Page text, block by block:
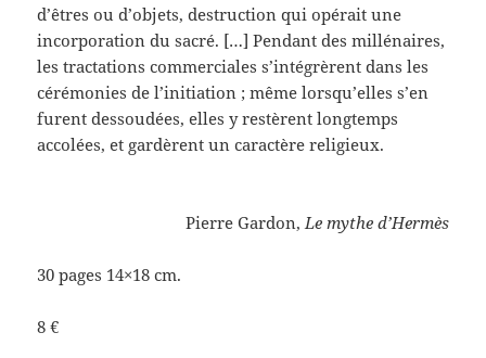
d’êtres ou d’objets, destruction qui opérait une
incorporation du sacré. […] Pendant des millénaires,
les tractations commerciales s’intégrèrent dans les
cérémonies de l’initiation ; même lorsqu’elles s’en
furent dessoudées, elles y restèrent longtemps
accolées, et gardèrent un caractère religieux.
Pierre Gardon, Le mythe d’Hermès
30 pages 14×18 cm.
8 €